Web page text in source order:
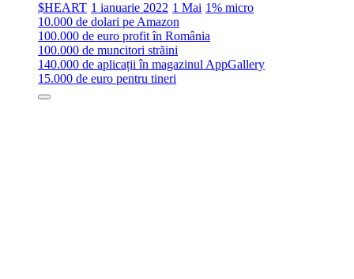
$HEART 1 ianuarie 2022 1 Mai 1% micro
10.000 de dolari pe Amazon
100.000 de euro profit în România
100.000 de muncitori străini
140.000 de aplicații în magazinul AppGallery
15.000 de euro pentru tineri